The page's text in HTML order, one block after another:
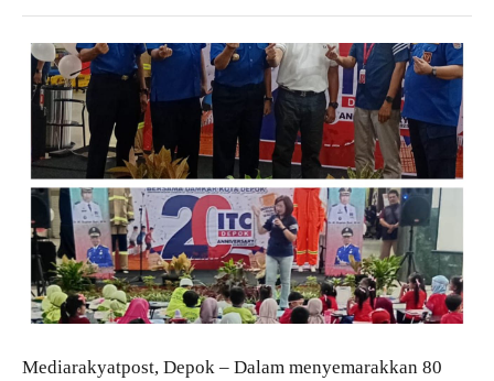
Mediarakyatpost, Depok – Dalam menyemarakkan 80